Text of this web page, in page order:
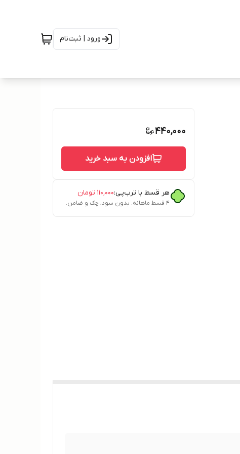
ورود | ثبت‌نام
440,000
افزودن به سبد خرید
هر قسط با ترب‌پی:۱۱۰٬۰۰۰ تومان
۴ قسط ماهانه. بدون سود، چک و ضامن.